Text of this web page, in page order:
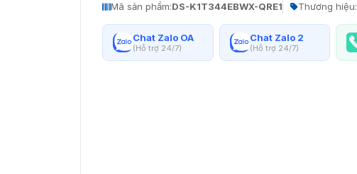
Mã sản phẩm:DS-K1T344EBWX-QRE1 Thương hiệu:
Chat Zalo OA
(Hỗ trợ 24/7)
Chat Zalo 2
(Hỗ trợ 24/7)